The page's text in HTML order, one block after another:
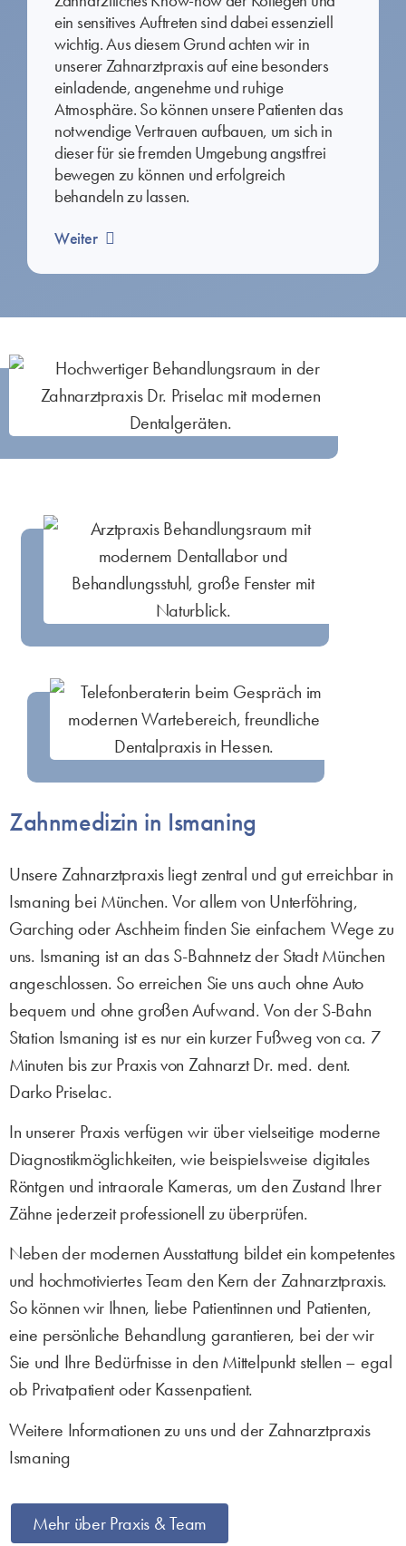
ein sensitives Auftreten sind dabei essenziell
wichtig. Aus diesem Grund achten wir in
unserer Zahnarztpraxis auf eine besonders
einladende, angenehme und ruhige
Atmosphäre. So können unsere Patienten das
notwendige Vertrauen aufbauen, um sich in
dieser für sie fremden Umgebung angstfrei
bewegen zu können und erfolgreich
behandeln zu lassen.
Weiter
Zahnmedizin in Ismaning
Unsere Zahnarztpraxis liegt zentral und gut erreichbar in
Ismaning bei München. Vor allem von Unterföhring,
Garching oder Aschheim finden Sie einfachem Wege zu
uns. Ismaning ist an das S-Bahnnetz der Stadt München
angeschlossen. So erreichen Sie uns auch ohne Auto
bequem und ohne großen Aufwand. Von der S-Bahn
Station Ismaning ist es nur ein kurzer Fußweg von ca. 7
Minuten bis zur Praxis von Zahnarzt Dr. med. dent.
Darko Priselac.
In unserer Praxis verfügen wir über vielseitige moderne
Diagnostikmöglichkeiten, wie beispielsweise digitales
Röntgen und intraorale Kameras, um den Zustand Ihrer
Zähne jederzeit professionell zu überprüfen.
Neben der modernen Ausstattung bildet ein kompetentes
und hochmotiviertes Team den Kern der Zahnarztpraxis.
So können wir Ihnen, liebe Patientinnen und Patienten,
eine persönliche Behandlung garantieren, bei der wir
Sie und Ihre Bedürfnisse in den Mittelpunkt stellen – egal
ob Privatpatient oder Kassenpatient.
Weitere Informationen zu uns und der Zahnarztpraxis
Ismaning
Mehr über Praxis & Team